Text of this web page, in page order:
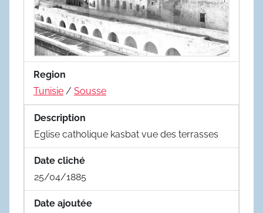
Region
Tunisie / Sousse
Description
Eglise catholique kasbat vue des terrasses
Date cliché
25/04/1885
Date ajoutée